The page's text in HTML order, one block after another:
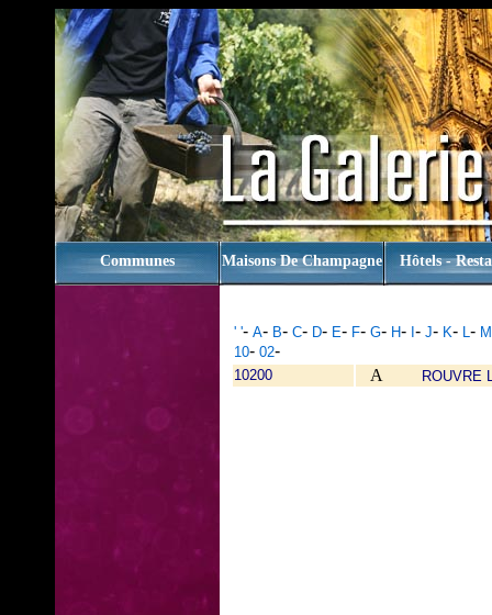
Communes Maisons De Champagne Hôtels -
' '- A- B- C- D- E- F- G- H- - J- K- L- M
10- 02-
10200 A ROUVRE